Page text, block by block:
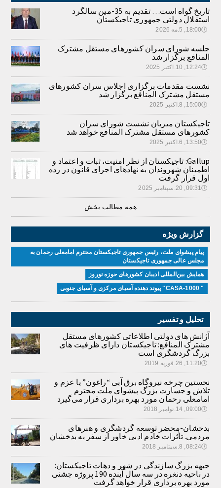
تاریخ گواه است… تقدیم به 35-مین سالگرد
استقلال دولتی جمهوری تاجیکستان
🕔18:00, 5.مه 2026
جلسه شورای سران کشورهای مستقل مشترک
المنافع برگزار شد
🕔12:24, 10.اکتبر 2025
نشست مقدمات برگزاری اجلاس سران کشورهای
مستقل مشترک المنافع برگزار شد
🕔15:00, 8.اکتبر 2025
تاجیکستان میزبان نشست شورای سران
کشورهای مستقل مشترک المنافع خواهد شد
🕔13:50, 6.اکتبر 2025
Gallup: تاجیکستان از نظر امنیت، ثبات و اعتماد و
اطمینان شهروندان به نهادهای اجرای قانون در رده
اول قرار گرفت
🕔09:31, 20.سپتامبر 2025
همه مطالب بخش
گزارش ویژه
پیام پیشوای ملت، رئیس جمهوری تاجیکستان محترم امامعلی رحمان به
مجلس عالی جمهوری تاجیکستان
همایش بین‌المللی ادیبان کشور‌های حوزه نوروز
" CASA-1000" پیوند دهنده آسیای مرکزی و آسیای جنوبی
تحلیل و تفسیر
آژانش های دولتی اطلاعاتی کشورهای مستقل
مشترک المنافع: تاجیکستان دارای ظرفیت های
بزرگ گردشگری است
🕔11:20, 26.فوریه 2019
نخستین چرخه نیروگاه برق آبی “راغون” با عزم و
تلاش و جسارت بزرگ پیشوای ملت محترم
امامعلی رحمان مورد بهره برداری قرار می‌گیرد
🕔09:00, 14.نوامبر 2018
بدخشان-محضر توسعه گردشگری و هنرهای
مردمی. تأثرات خادم ادبی خاور از سفر به بدخشان
🕔08:24, 8.سپتامبر 2018
جبهه بزرگ سازندگی در شهر و دهات تاجیکستان:
در ناحیه دنغره در سه سال آینده 190 پروژه جشنی
مورد بهره برداری قرار خواهد گرفت